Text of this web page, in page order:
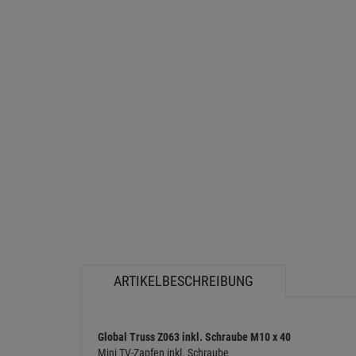
ARTIKELBESCHREIBUNG
Global Truss Z063 inkl. Schraube M10 x 40
Mini TV-Zapfen inkl. Schraube